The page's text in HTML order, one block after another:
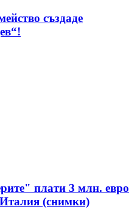
създаде
плати 3 млн. евро
Италия (снимки)